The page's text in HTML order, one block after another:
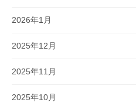
2026年1月
2025年12月
2025年11月
2025年10月